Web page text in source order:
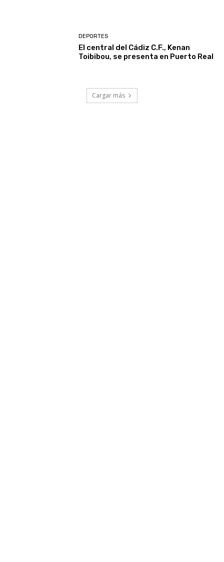
DEPORTES
El central del Cádiz C.F., Kenan
Toibibou, se presenta en Puerto Real
Cargar más